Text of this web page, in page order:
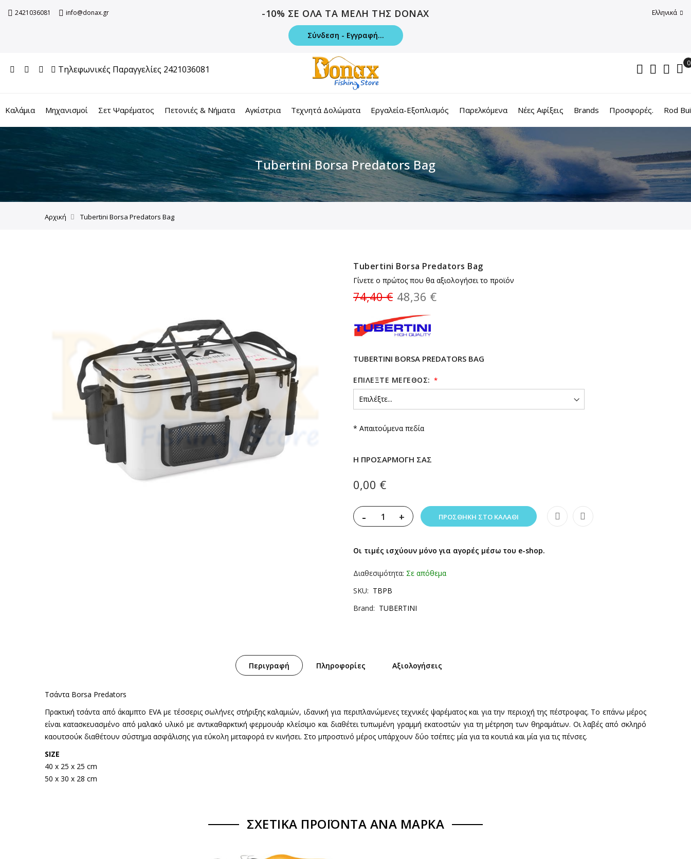
2421036081 info@donax.gr -10% ΣΕ ΟΛΑ ΤΑ ΜΕΛΗ ΤΗΣ DONAX
Σύνδεση - Εγγραφή...
Ελληνικά
Τηλεφωνικές Παραγγελίες 2421036081
Καλάμια Μηχανισμοί Σετ Ψαρέματος Πετονιές & Νήματα Αγκίστρια Τεχνητά Δολώματα Εργαλεία-Εξοπλισμός Παρελκόμενα Νέες Αφίξεις Brands Προσφορές. Rod
Tubertini Borsa Predators Bag
Αρχική Tubertini Borsa Predators Bag
Tubertini Borsa Predators Bag
Γίνετε ο πρώτος που θα αξιολογήσει το προϊόν
48,36 €
74,40 €
TUBERTINI BORSA PREDATORS BAG
ΕΠΙΛΕΞΤΕ ΜΕΓΕΘΟΣ:
* Απαιτούμενα πεδία
Η ΠΡΟΣΑΡΜΟΓΉ ΣΑΣ
0,00 €
- + ΠΡΟΣΘΉΚΗ ΣΤΟ ΚΑΛΆΘΙ
Οι τιμές ισχύουν μόνο για αγορές μέσω του e-shop.
Διαθεσιμότητα: Σε απόθεμα
SKU
TBPB
Brand
TUBERTINI
Περιγραφή Πληροφορίες Αξιολογήσεις
Τσάντα Borsa Predators
Πρακτική τσάντα από άκαμπτο EVA με τέσσερις σωλήνες στήριξης καλαμιών, ιδανική για περιπλανώμενες τεχνικές ψαρέματος και για την περιοχή της πέστροφας. Το επάνω μέρος
είναι κατασκευασμένο από μαλακό υλικό με αντικαθαρκτική φερμουάρ κλείσιμο και διαθέτει τυπωμένη γραμμή εκατοστών για τη μέτρηση των θηραμάτων. Οι λαβές από σκληρό
καουτσούκ διαθέτουν σύστημα ασφάλισης για εύκολη μεταφορά εν κινήσει. Στο μπροστινό μέρος υπάρχουν δύο τσέπες: μία για τα κουτιά και μία για τις πένσες.
SIZE
40 x 25 x 25 cm
50 x 30 x 28 cm
ΣΧΕΤΙΚΆ ΠΡΟΪΌΝΤΑ ΑΝΆ ΜΆΡΚΑ